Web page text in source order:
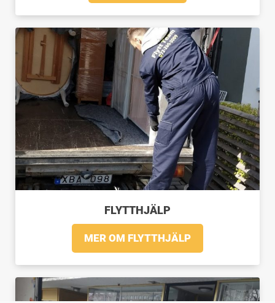
FLYTTHJÄLP
MER OM FLYTTHJÄLP